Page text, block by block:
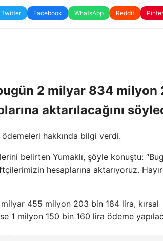
Twitter Facebook WhatsApp Reddit
2 milyar 834 milyon
aktarılacağını
ödemeleri hakkında bilgi verdi.
belirten Yumaklı, şöyle konuştu:
hesaplarına aktarıyoruz.
455 milyon 203 bin 184 lira, kırsal
1 milyon 150 bin 160 lira ödeme